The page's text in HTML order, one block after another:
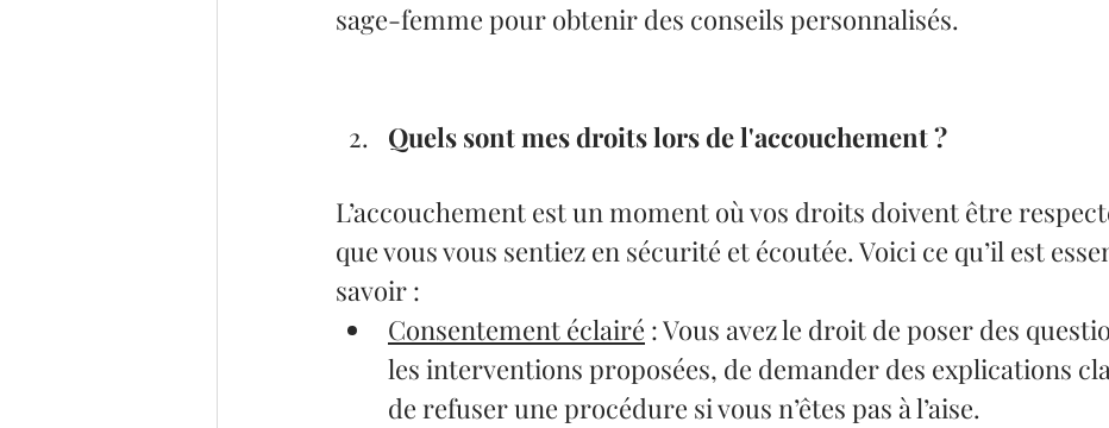
sage-femme pour obtenir des conseils personnalisés.
Quels sont mes droits lors de l'accouchement ?
L’accouchement est un moment où vos droits doivent être
que vous vous sentiez en sécurité et écoutée. Voici ce qu’il est
savoir :
Consentement éclairé : Vous avez le droit de poser des
les interventions proposées, de demander des explications
de refuser une procédure si vous n’êtes pas à l’aise.